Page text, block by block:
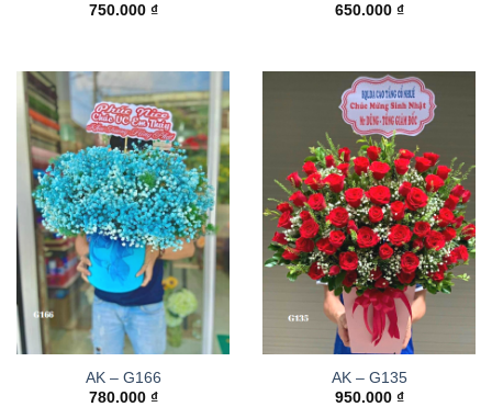
750.000 ₫
650.000 ₫
AK – G166
780.000 ₫
AK – G135
950.000 ₫